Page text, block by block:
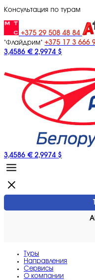
Консультация по турам
+375 29 508 48 84
"Флайдрим" +375 17 3 666
3,4586 € 2,9974 $
3,4586 € 2,9974 $
Туры
Направления
Сервисы
O компании